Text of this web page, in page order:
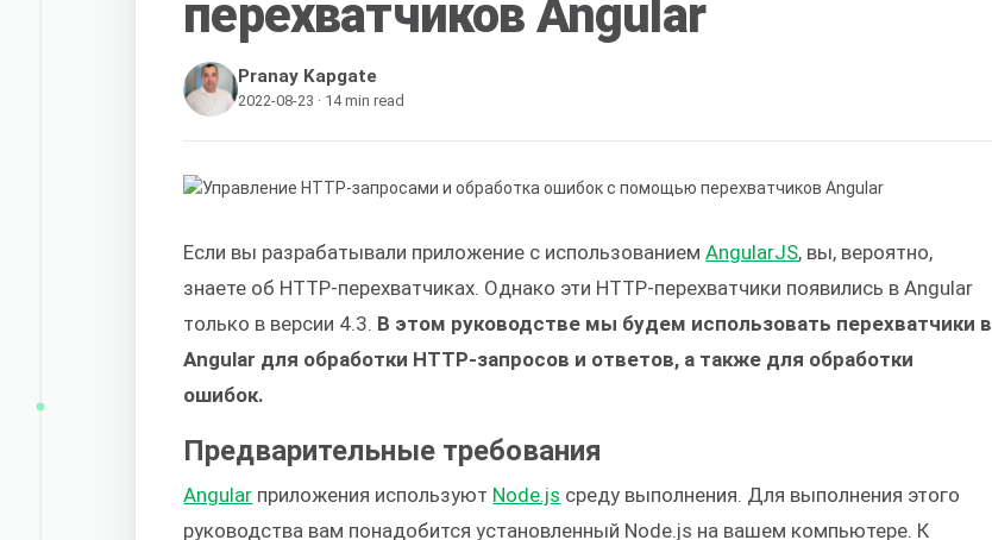
перехватчиков Angular
Pranay Kapgate
2022-08-23 · 14 min read
Если вы разрабатывали приложение с использованиемAngularJS, вы, вероятно,
знаете об HTTP-перехватчиках. Однако эти HTTP-перехватчики появились в Angular
только в версии 4.3. В этом руководстве мы будем использовать перехватчики в
Angular для обработки HTTP-запросов и ответов, а также для обработки
ошибок.
Предварительные требования
Angular приложения используют Node.js среду выполнения. Для выполнения этого
руководства вам понадобится установленный Node.js на вашем компьютере. К